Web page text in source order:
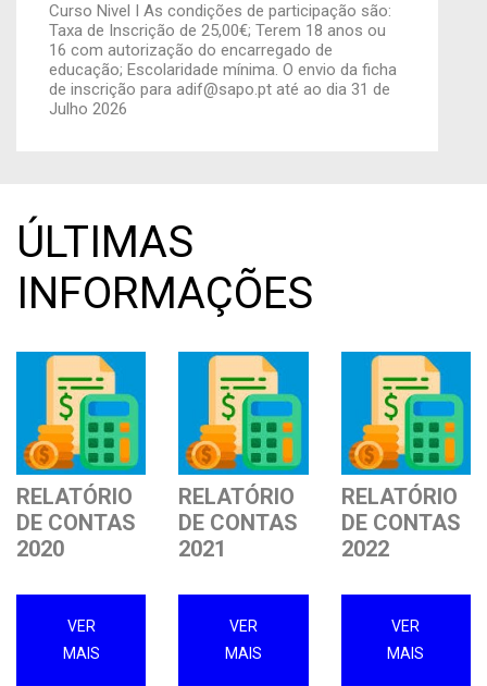
Curso Nivel I As condições de participação são:
Taxa de Inscrição de 25,00€; Terem 18 anos ou
16 com autorização do encarregado de
educação; Escolaridade mínima. O envio da ficha
de inscrição para adif@sapo.pt até ao dia 31 de
Julho 2026
ÚLTIMAS
INFORMAÇÕES
RELATÓRIO
DE CONTAS
2020
VER
MAIS
RELATÓRIO
DE CONTAS
2021
VER
MAIS
RELATÓRIO
DE CONTAS
2022
VER
MAIS